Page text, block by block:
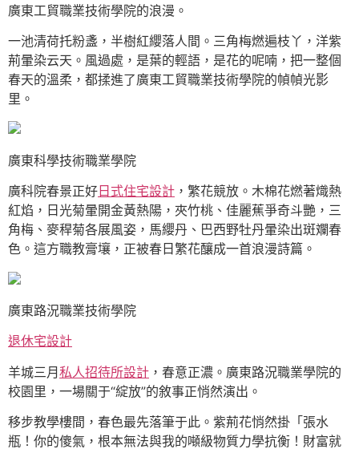
廣東工貿職業技術學院的浪漫。
一池清荷托粉盞，半樹紅纓落人間。三角梅燃遍枝丫，洋紫
荊暈染云天。風過處，是葉的輕語，是花的呢喃，把一整個
春天的溫柔，都揉進了廣東工貿職業技術學院的幀幀光影
里。
廣東科學技術職業學院
廣科院春景正好 日式住宅設計 ，繁花競放。木棉花燃著熾熱
紅焰，日光菊暈開金黃熱陽，夾竹桃、佳麗蕉爭奇斗艷，三
角梅、麥稈菊各展風姿，馬纓丹、巴西野牡丹暈染出斑斕春
色。這方職教膏壤，正被春日繁花釀成一首浪漫詩篇。
廣東路況職業技術學院
退休宅設計
羊城三月私人招待所設計 ，春意正濃。廣東路況職業學院的
校園里，一場關于“綻放”的敘事正悄然演出。
移步教學樓間，春色最先落筆于此。紫荊花悄然掛「張水
瓶！你的傻氣，根本無法與我的噸級物質力學抗衡！財富就